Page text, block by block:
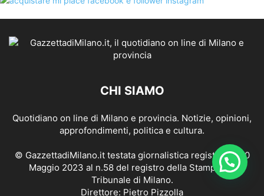
CHI SIAMO
Quotidiano on line di Milano e provincia. Notizie, opinioni,
approfondimenti, politica e cultura.
© GazzettadiMilano.it testata giornalistica registrata il 10
Maggio 2023 al n.58 del registro della Stampa del
Tribunale di Milano.
Direttore: Pietro Pizzolla